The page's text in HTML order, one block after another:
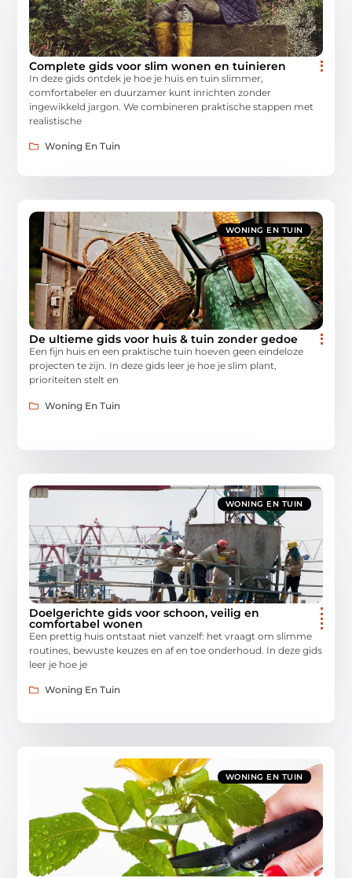
Complete gids voor slim wonen en tuinieren
In deze gids ontdek je hoe je huis en tuin slimmer,
comfortabeler en duurzamer kunt inrichten zonder
ingewikkeld jargon. We combineren praktische stappen met
realistische
Woning En Tuin
WONING EN TUIN
De ultieme gids voor huis & tuin zonder gedoe
Een fijn huis en een praktische tuin hoeven geen eindeloze
projecten te zijn. In deze gids leer je hoe je slim plant,
prioriteiten stelt en
Woning En Tuin
WONING EN TUIN
Doelgerichte gids voor schoon, veilig en
comfortabel wonen
Een prettig huis ontstaat niet vanzelf: het vraagt om slimme
routines, bewuste keuzes en af en toe onderhoud. In deze gids
leer je hoe je
Woning En Tuin
WONING EN TUIN